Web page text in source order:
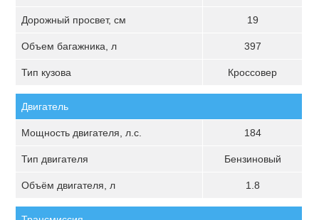
Дорожный просвет, см 19
Объем багажника, л 397
Тип кузова Кроссовер
Двигатель
Мощность двигателя, л.с. 184
Тип двигателя Бензиновый
Объём двигателя, л 1.8